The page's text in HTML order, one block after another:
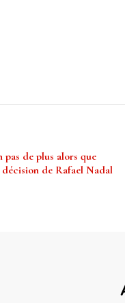
pas de plus alors que
de Rafael Nadal